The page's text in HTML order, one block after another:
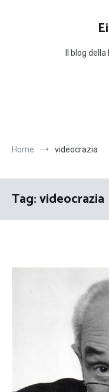
Il blog
Home videocrazia
Tag:videocrazia